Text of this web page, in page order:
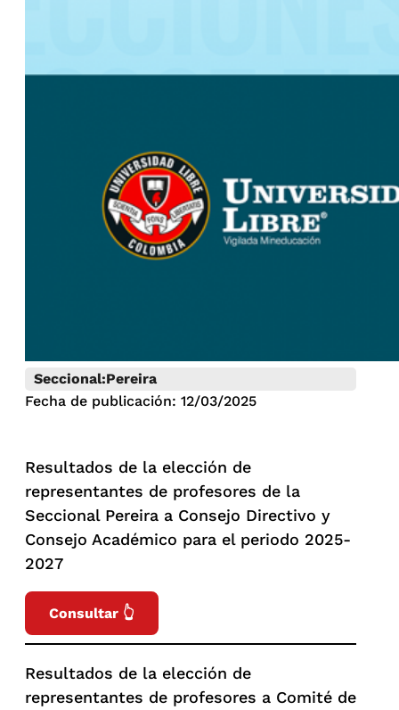
Seccional:Pereira
Fecha de publicación: 12/03/2025
Resultados de la elección de
representantes de profesores de la
Seccional Pereira a Consejo Directivo y
Consejo Académico para el periodo 2025-
2027
Consultar 👆
Resultados de la elección de
representantes de profesores a Comité de